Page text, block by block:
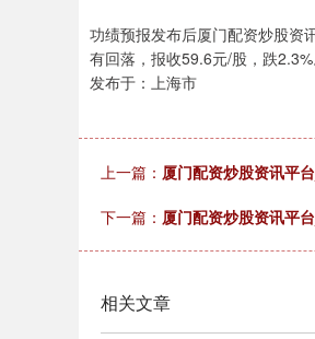
功绩预报发布后厦门配资炒股资
有回落，报收59.6元/股，跌2.3%
发布于：上海市
上一篇： 厦门配资炒股资讯平
下一篇： 厦门配资炒股资讯平
相关文章